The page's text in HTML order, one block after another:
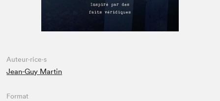
Auteur·rice·s
Jean-Guy Martin
Format